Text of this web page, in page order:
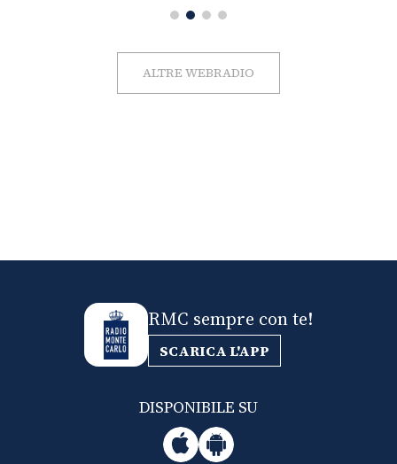
ALTRE WEBRADIO
RMC sempre con te!
SCARICA L'APP
DISPONIBILE SU